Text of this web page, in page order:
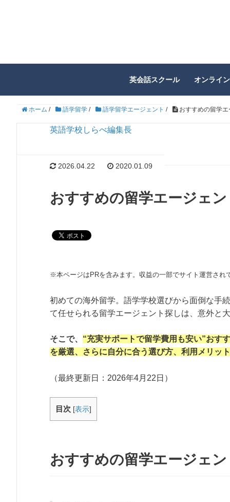
英会話スクール オンライ
ホーム / 語学留学 / 語学留学エージェント / おすすめの留学
英語学校しらべ編集長
2026.04.22 2020.01.09
おすすめの留学エージェ
※本ページはPRを含みます。収益の一部でサイト運営され
初めての海外留学。語学学校選びから面倒な手
て任せられる留学エージェント探しは、意外と
そこで、 “充実サポートで留学費用も安い”おす
を厳選、さらに自分に合う選び方、利用メリッ
（最終更新日： 2026年4月22日 ）
目次 [表示]
おすすめの留学エージェ